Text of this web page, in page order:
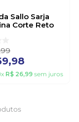
Sallo Sarja
Corte Reto
99
,98
x R$ 26,99 sem juros